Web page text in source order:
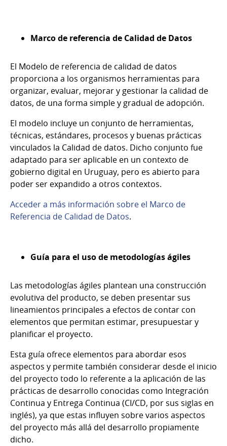
Marco de referencia de Calidad de Datos
El Modelo de referencia de calidad de datos
proporciona a los organismos herramientas para
organizar, evaluar, mejorar y gestionar la calidad de
datos, de una forma simple y gradual de adopción.
El modelo incluye un conjunto de herramientas,
técnicas, estándares, procesos y buenas prácticas
vinculados la Calidad de datos. Dicho conjunto fue
adaptado para ser aplicable en un contexto de
gobierno digital en Uruguay, pero es abierto para
poder ser expandido a otros contextos.
Acceder a más información sobre el Marco de
Referencia de Calidad de Datos.
Guía para el uso de metodologías ágiles
Las metodologías ágiles plantean una construcción
evolutiva del producto, se deben presentar sus
lineamientos principales a efectos de contar con
elementos que permitan estimar, presupuestar y
planificar el proyecto.
Esta guía ofrece elementos para abordar esos
aspectos y permite también considerar desde el inicio
del proyecto todo lo referente a la aplicación de las
prácticas de desarrollo conocidas como Integración
Continua y Entrega Continua (CI/CD, por sus siglas en
inglés), ya que estas influyen sobre varios aspectos
del proyecto más allá del desarrollo propiamente
dicho.